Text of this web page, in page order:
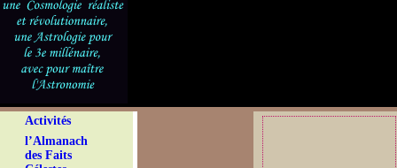
Activités
l’Almanach
des Faits